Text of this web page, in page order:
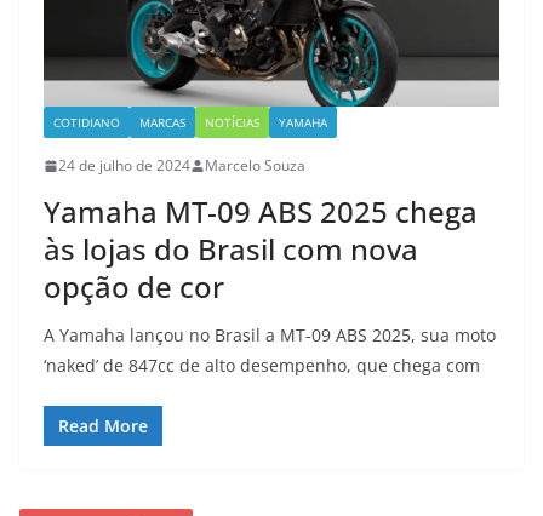
COTIDIANO MARCAS NOTÍCIAS YAMAHA
24 de julho de 2024 Marcelo Souza
Yamaha MT-09 ABS 2025 chega
às lojas do Brasil com nova
opção de cor
A Yamaha lançou no Brasil a MT-09 ABS 2025, sua moto
‘naked’ de 847cc de alto desempenho, que chega com
Read More